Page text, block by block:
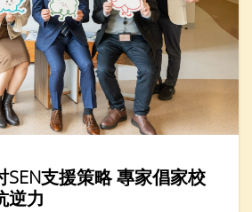
支援策略 專家倡家校
逆力